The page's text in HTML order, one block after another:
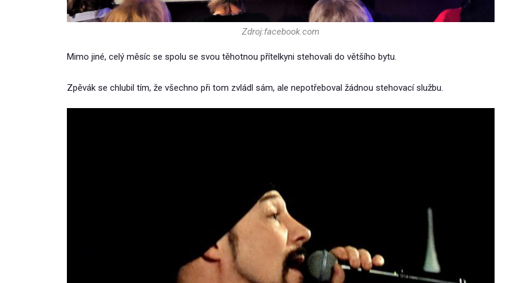
Zdroj:facebook.com
Mimo jiné, celý měsíc se spolu se svou těhotnou přítelkyni stehovali do většího bytu.
Zpěvák se chlubil tím, že všechno při tom zvládl sám, ale nepotřeboval žádnou stehovací službu.